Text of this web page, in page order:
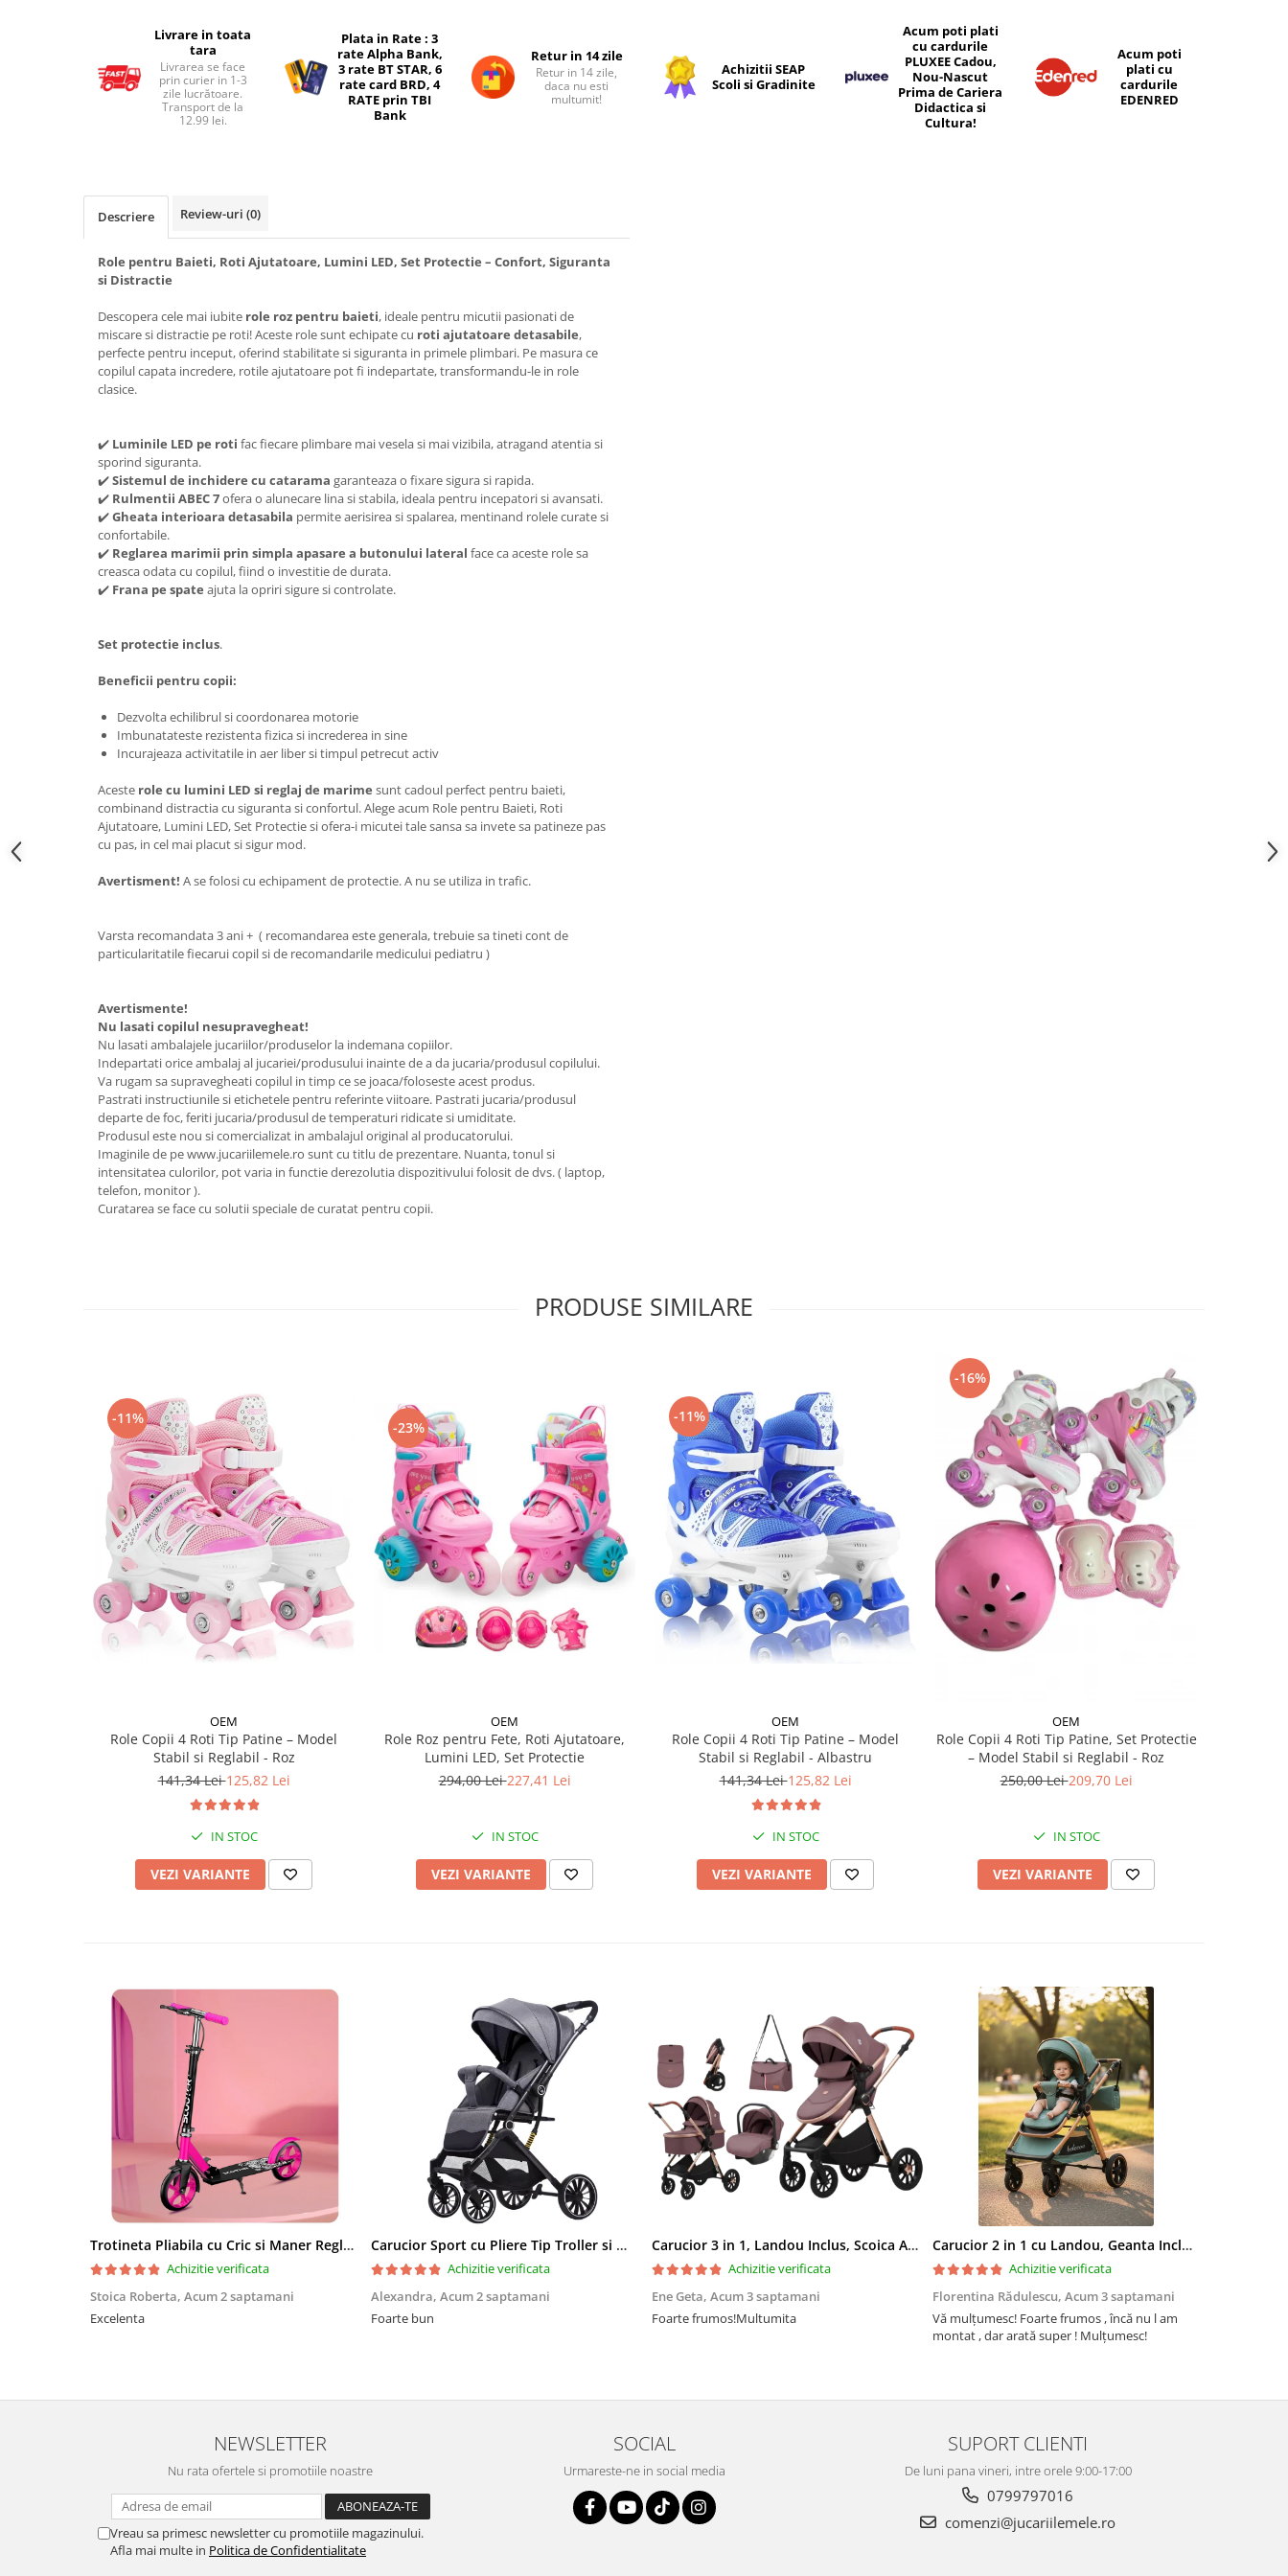
Pictura, modelaj si accesorii
Tarc joaca cu bile
Livrare in toata
tara
Livrarea se face
prin curier in 1-3
zile lucrătoare.
Transport de la
12.99 lei.
Plata in Rate : 3
rate Alpha Bank,
3 rate BT STAR, 6
rate card BRD, 4
RATE prin TBI
Bank
Retur in 14 zile
Retur in 14 zile,
daca nu esti
multumit!
Achizitii SEAP
Scoli si Gradinite
Acum poti plati
cu cardurile
PLUXEE Cadou,
Nou-Nascut
Prima de Cariera
Didactica si
Cultura!
Acum poti
plati cu
cardurile
EDENRED
Descriere Review-uri (0)
Role pentru Baieti, Roti Ajutatoare, Lumini LED, Set Protectie – Confort, Siguranta
si Distractie
Descopera cele mai iubite role roz pentru baieti, ideale pentru micutii pasionati de
miscare si distractie pe roti! Aceste role sunt echipate cu roti ajutatoare detasabile,
perfecte pentru inceput, oferind stabilitate si siguranta in primele plimbari. Pe masura ce
copilul capata incredere, rotile ajutatoare pot fi indepartate, transformandu-le in role
clasice.
✔️ Luminile LED pe roti fac fiecare plimbare mai vesela si mai vizibila, atragand atentia si
sporind siguranta.
✔️Sistemul de inchidere cu catarama garanteaza o fixare sigura si rapida.
✔️ Rulmentii ABEC 7ofera o alunecare lina si stabila, ideala pentru incepatori si avansati.
✔️Gheata interioara detasabila permite aerisirea si spalarea, mentinand rolele curate si
confortabile.
✔️ Reglarea marimii prin simpla apasare a butonului lateral face ca aceste role sa
creasca odata cu copilul, fiind o investitie de durata.
✔️ Frana pe spate ajuta la opriri sigure si controlate.
Set protectie inclus.
Beneficii pentru copii:
Dezvolta echilibrul si coordonarea motorie
Imbunatateste rezistenta fizica si increderea in sine
Incurajeaza activitatile in aer liber si timpul petrecut activ
Aceste role cu lumini LED si reglaj de marime sunt cadoul perfect pentru baieti,
combinand distractia cu siguranta si confortul. Alege acum Role pentru Baieti, Roti
Ajutatoare, Lumini LED, Set Protectie si ofera-i micutei tale sansa sa invete sa patineze pas
cu pas, in cel mai placut si sigur mod.
Avertisment! A se folosi cu echipament de protectie. A nu se utiliza in trafic.
Varsta recomandata 3 ani + ( recomandarea este generala, trebuie sa tineti cont de
particularitatile fiecarui copil si de recomandarile medicului pediatru )
Avertismente!
Nu lasati copilul nesupravegheat!
Nu lasati ambalajele jucariilor/produselor la indemana copiilor.
Indepartati orice ambalaj al jucariei/produsului inainte de a da jucaria/produsul copilului.
Va rugam sa supravegheati copilul in timp ce se joaca/foloseste acest produs.
Pastrati instructiunile si etichetele pentru referinte viitoare. Pastrati jucaria/produsul
departe de foc, feriti jucaria/produsul de temperaturi ridicate si umiditate.
Produsul este nou si comercializat in ambalajul original al producatorului.
Imaginile de pe www.jucariilemele.ro sunt cu titlu de prezentare. Nuanta, tonul si
intensitatea culorilor, pot varia in functie derezolutia dispozitivului folosit de dvs. ( laptop,
telefon, monitor ).
Curatarea se face cu solutii speciale de curatat pentru copii.
PRODUSE SIMILARE
-11%
OEM
Role Copii 4 Roti Tip Patine – Model
Stabil si Reglabil - Roz
141,34 Lei125,82 Lei
IN STOC
VEZI VARIANTE
-23%
OEM
Role Roz pentru Fete, Roti Ajutatoare,
Lumini LED, Set Protectie
294,00 Lei227,41 Lei
IN STOC
VEZI VARIANTE
-11%
OEM
Role Copii 4 Roti Tip Patine – Model
Stabil si Reglabil - Albastru
141,34 Lei125,82 Lei
IN STOC
VEZI VARIANTE
-16%
OEM
Role Copii 4 Roti Tip Patine, Set Protectie
– Model Stabil si Reglabil - Roz
250,00 Lei209,70 Lei
IN STOC
VEZI VARIANTE
Trotineta Pliabila cu Cric si Maner Reglabil
Achizitie verificata
Stoica Roberta, Acum 2 saptamani
Excelenta
Carucior Sport cu Pliere Tip Troller si Maner Reversibil - Gri
Achizitie verificata
Alexandra, Acum 2 saptamani
Foarte bun
Carucior 3 in 1, Landou Inclus, Scoica Auto, Reversibil, Pliabil, Cadru din Aluminiu, 0-36 luni, ROZ PRAFUIT
Achizitie verificata
Ene Geta, Acum 3 saptamani
Foarte frumos!Multumita
Carucior 2 in 1 cu Landou, Geanta Inclusa, Cadru de Aluminiu, Roti Pivotante 360 si Suport Pahar, 0-36 Luni, TURCOAZ
Achizitie verificata
Florentina Rădulescu, Acum 3 saptamani
Vă mulțumesc! Foarte frumos , încă nu l am
montat , dar arată super ! Mulțumesc!
Recomand
NEWSLETTER
Nu rata ofertele si promotiile noastre
Vreau sa primesc newsletter cu promotiile magazinului.
Afla mai multe in Politica de Confidentialitate
SOCIAL
Urmareste-ne in social media
SUPORT CLIENTI
De luni pana vineri, intre orele 9:00-17:00
0799797016
comenzi@jucariilemele.ro